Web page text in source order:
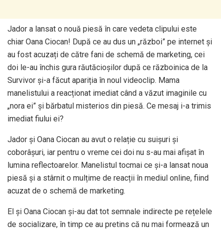
Jador a lansat o nouă piesă în care vedeta clipului este
chiar Oana Ciocan! După ce au dus un „război” pe internet și
au fost acuzați de către fani de schemă de marketing, cei
doi le-au închis gura răutăcioșilor după ce războinica de la
Survivor și-a făcut apariția în noul videoclip. Mama
manelistului a reacționat imediat când a văzut imaginile cu
„nora ei” și bărbatul misterios din piesă. Ce mesaj i-a trimis
imediat fiului ei?
Jador și Oana Ciocan au avut o relație cu suișuri și
coborâșuri, iar pentru o vreme cei doi nu s-au mai afișat în
lumina reflectoarelor. Manelistul tocmai ce și-a lansat noua
piesă și a stârnit o mulțime de reacții în mediul online, fiind
acuzat de o schemă de marketing.
El și Oana Ciocan și-au dat tot semnale indirecte pe rețelele
de socializare, în timp ce au pretins că nu mai formează un